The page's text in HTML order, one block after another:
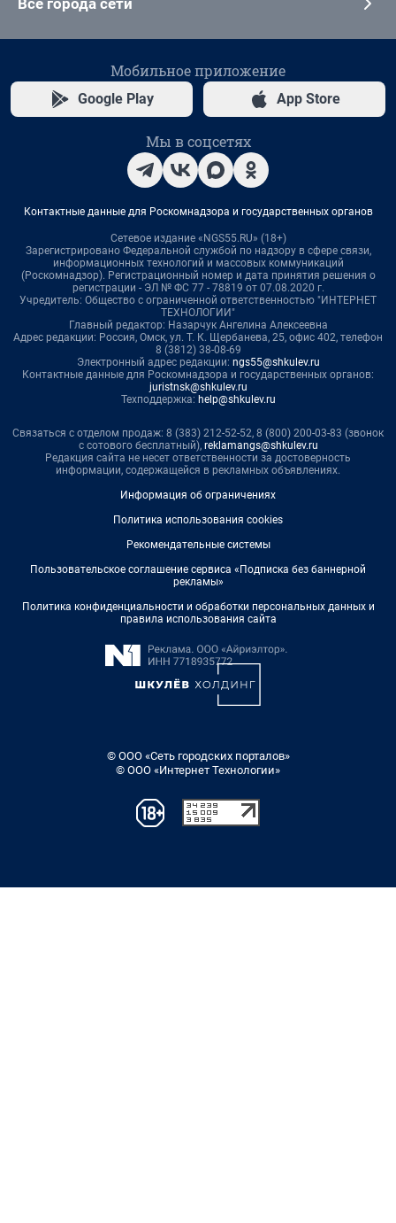
Все города сети
Мобильное приложение
Google Play App Store
Мы в соцсетях
Контактные данные для Роскомнадзора и государственных органов
Сетевое издание «NGS55.RU» (18+)
Зарегистрировано Федеральной службой по надзору в сфере связи,
информационных технологий и массовых коммуникаций
(Роскомнадзор). Регистрационный номер и дата принятия решения о
регистрации - ЭЛ № ФС 77 - 78819 от 07.08.2020 г.
Учредитель: Общество с ограниченной ответственностью "ИНТЕРНЕТ
ТЕХНОЛОГИИ"
Главный редактор: Назарчук Ангелина Алексеевна
Адрес редакции: Россия, Омск, ул. Т. К. Щербанева, 25, офис 402, телефон
8 (3812) 38-08-69
Электронный адрес редакции: ngs55@shkulev.ru
Контактные данные для Роскомнадзора и государственных органов:
juristnsk@shkulev.ru
Техподдержка: help@shkulev.ru
Связаться с отделом продаж: 8 (383) 212-52-52, 8 (800) 200-03-83 (звонок
с сотового бесплатный), reklamangs@shkulev.ru
Редакция сайта не несет ответственности за достоверность
информации, содержащейся в рекламных объявлениях.
Информация об ограничениях
Политика использования cookies
Рекомендательные системы
Пользовательское соглашение сервиса «Подписка без баннерной
рекламы»
Политика конфиденциальности и обработки персональных данных и
правила использования сайта
© ООО «Сеть городских порталов»
© ООО «Интернет Технологии»